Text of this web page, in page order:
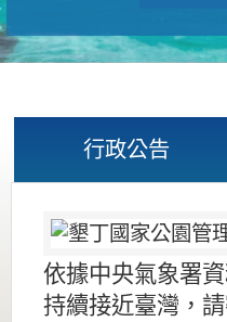
行政公告
依據中央氣象署
持續接近臺灣，